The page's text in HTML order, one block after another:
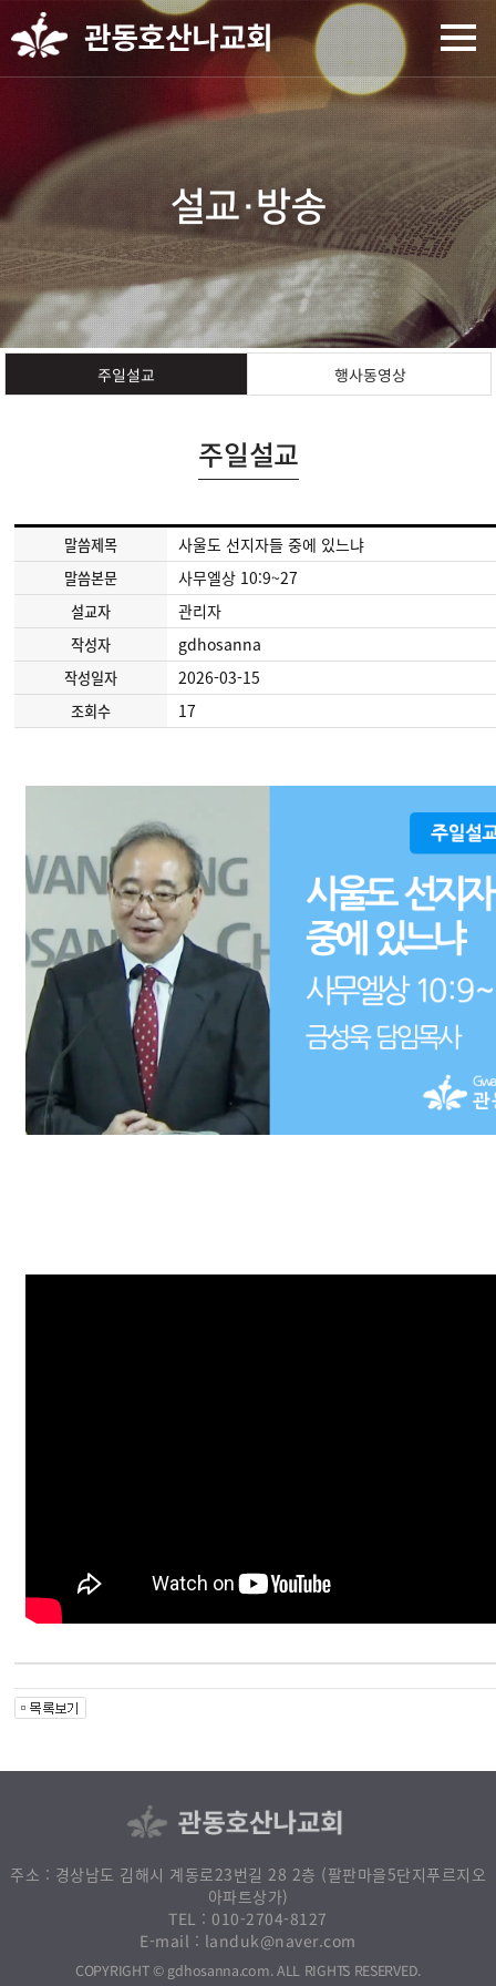
설교·방송
주일설교 행사동영상
주일설교
말씀제목 사울도 선지자들 중에 있느냐
말씀본문 사무엘상 10:9~27
설교자 관리자
작성자 gdhosanna
작성일자 2026-03-15
조회수 17
주소 : 경상남도 김해시 계동로23번길 28 2층 (팔판마을5단지푸르지오
아파트상가)
TEL : 010-2704-8127
E-mail : landuk@naver.com
COPYRIGHT © gdhosanna.com. ALL RIGHTS RESERVED.